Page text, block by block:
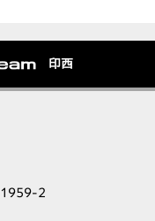
印西
1959-2